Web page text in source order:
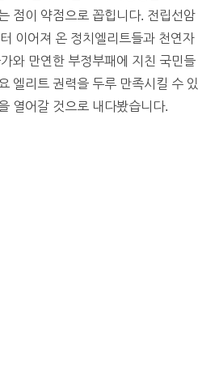
점이 약점으로 꼽힙니다. 전립선암
이어져 온 정치엘리트들과 천연자
와 만연한 부정부패에 지친 국민들
엘리트 권력을 두루 만족시킬 수 있
열어갈 것으로 내다봤습니다.